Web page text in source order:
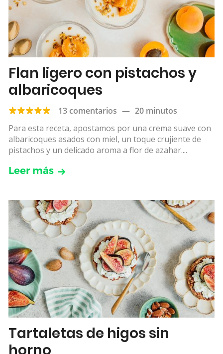
Flan ligero con pistachos y
albaricoques
13 comentarios — 20 minutos
Para esta receta, apostamos por una crema suave con
albaricoques asados con miel, un toque crujiente de
pistachos y un delicado aroma a flor de azahar....
Leer más
Tartaletas de higos sin